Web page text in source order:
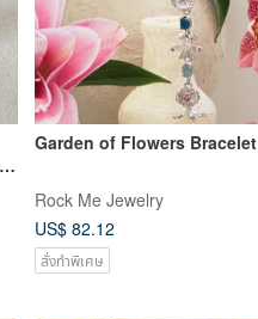
Garden of Flowers Bracelet
Rock Me Jewelry
US$ 82.12
สั่งทำพิเศษ